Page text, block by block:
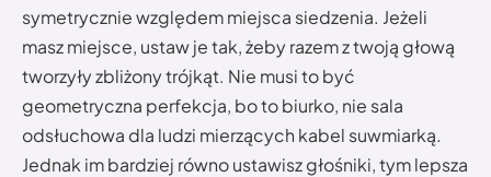
symetrycznie względem miejsca siedzenia. Jeżeli
masz miejsce, ustaw je tak, żeby razem z twoją głową
tworzyły zbliżony trójkąt. Nie musi to być
geometryczna perfekcja, bo to biurko, nie sala
odsłuchowa dla ludzi mierzących kabel suwmiarką.
Jednak im bardziej równo ustawisz głośniki, tym lepsza